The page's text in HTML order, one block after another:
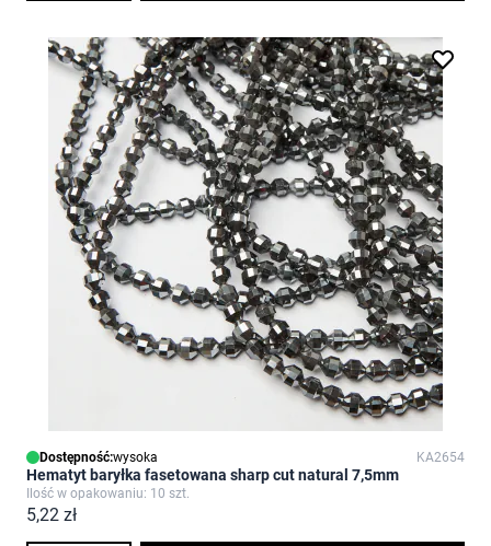
Dostępność:wysoka KA2654
Hematyt baryłka fasetowana sharp cut natural 7,5mm
Ilość w opakowaniu: 10 szt.
5,22 zł